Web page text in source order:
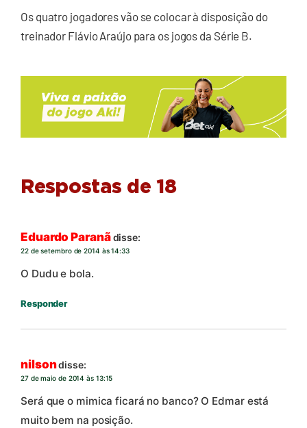
Os quatro jogadores vão se colocar à disposição do
treinador Flávio Araújo para os jogos da Série B.
Respostas de 18
Eduardo Paranãdisse:
22 de setembro de 2014 às 14:33
O Dudu e bola.
Responder
nilsondisse:
27 de maio de 2014 às 13:15
Será que o mimica ficará no banco? O Edmar está
muito bem na posição.